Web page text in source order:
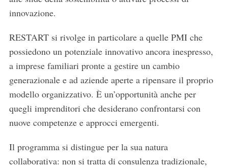
innovazione.
RESTART si rivolge in particolare a quelle PMI che
possiedono un potenziale innovativo ancora inespresso,
a imprese familiari pronte a gestire un cambio
generazionale e ad aziende aperte a ripensare il proprio
modello organizzativo. È un’opportunità anche per
quegli imprenditori che desiderano confrontarsi con
nuove competenze e approcci emergenti.
Il programma si distingue per la sua natura
collaborativa: non si tratta di consulenza tradizionale,